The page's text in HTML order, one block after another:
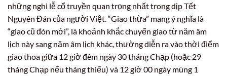
những nghi lễ cổ truyền quan trọng nhất trong dịp Tết
Nguyên Đán của người Việt. “Giao thừa” mang ý nghĩa là
“giao cũ đón mới”, là khoảnh khắc chuyển giao từ năm âm
lịch này sang năm âm lịch khác, thường diễn ra vào thời điểm
giao thoa giữa 12 giờ đêm ngày 30 tháng Chạp (hoặc 29
tháng Chạp nếu tháng thiếu) và 12 giờ 00 ngày mùng 1